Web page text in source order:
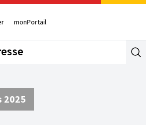
monPortail
2025